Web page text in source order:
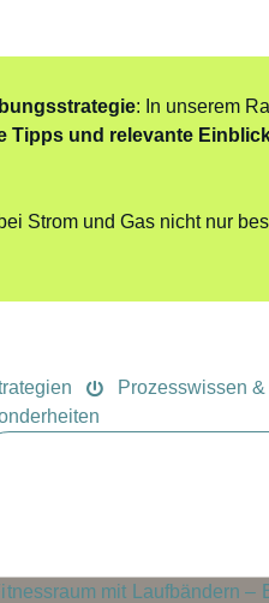
: In unserem
Tipps und relevante
Strom und Gas nicht nur
Prozesswissen &